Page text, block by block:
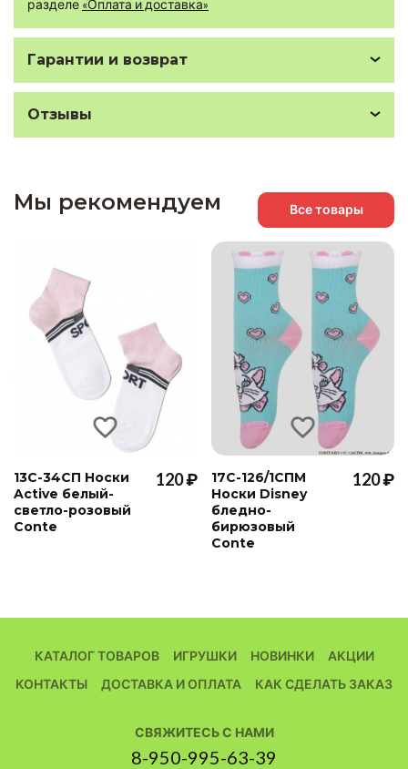
разделе «Оплата и доставка»
Гарантии и возврат
Отзывы
Мы рекомендуем Все товары
13С-34СП Носки
Active белый-
светло-розовый
Conte
120 ₽
17С-126/1СПМ
Носки Disney
бледно-
бирюзовый
Conte
120 ₽
КАТАЛОГ ТОВАРОВ ИГРУШКИ НОВИНКИ
АКЦИИ
КОНТАКТЫ
ДОСТАВКА И ОПЛАТА КАК СДЕЛАТЬ ЗАКАЗ
СВЯЖИТЕСЬ С НАМИ
8-950-995-63-39